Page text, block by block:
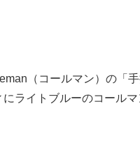
（コールマン）の「
ライトブルーのコール